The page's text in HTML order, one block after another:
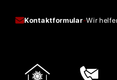
Kontaktformular-Wir